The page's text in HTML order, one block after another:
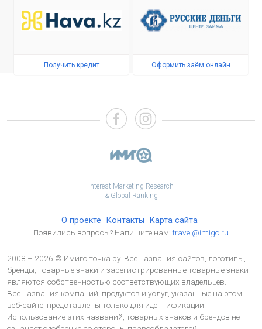
Получить кредит Оформить заём онлайн
Interest Marketing Research
& Global Ranking
О проекте Контакты Карта сайта
Появились вопросы? Напишите нам:travel@imigo.ru
2008 – 2026 © Имиго точка ру. Все названия сайтов, логотипы,
бренды, товарные знаки и зарегистрированные товарные знаки
являются собственностью соответствующих владельцев.
Все названия компаний, продуктов и услуг, указанные на этом
веб-сайте, представлены только для идентификации.
Использование этих названий, товарных знаков и брендов не